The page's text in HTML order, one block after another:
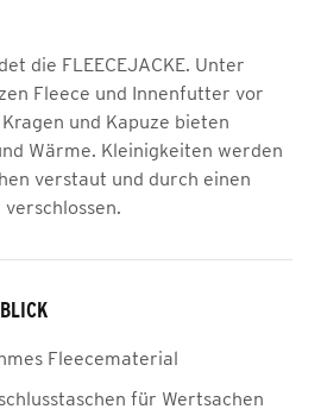
die FLEECEJACKE. Unter
Fleece und Innenfutter vor
und Kapuze bieten
Wärme. Kleinigkeiten werden
verstaut und durch einen
Fleecematerial
für Wertsachen